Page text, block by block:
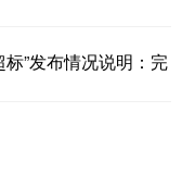
”发布情况说明：完